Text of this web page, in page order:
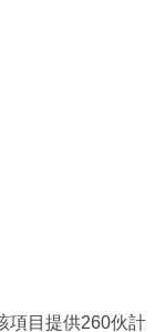
項目提供260伙計